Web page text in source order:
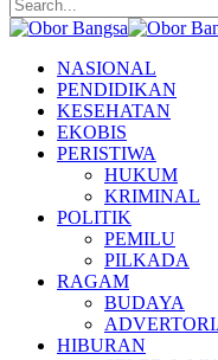
NASIONAL
PENDIDIKAN
KESEHATAN
EKOBIS
PERISTIWA
HUKUM
KRIMINAL
POLITIK
PEMILU
PILKADA
RAGAM
BUDAYA
HIBURAN